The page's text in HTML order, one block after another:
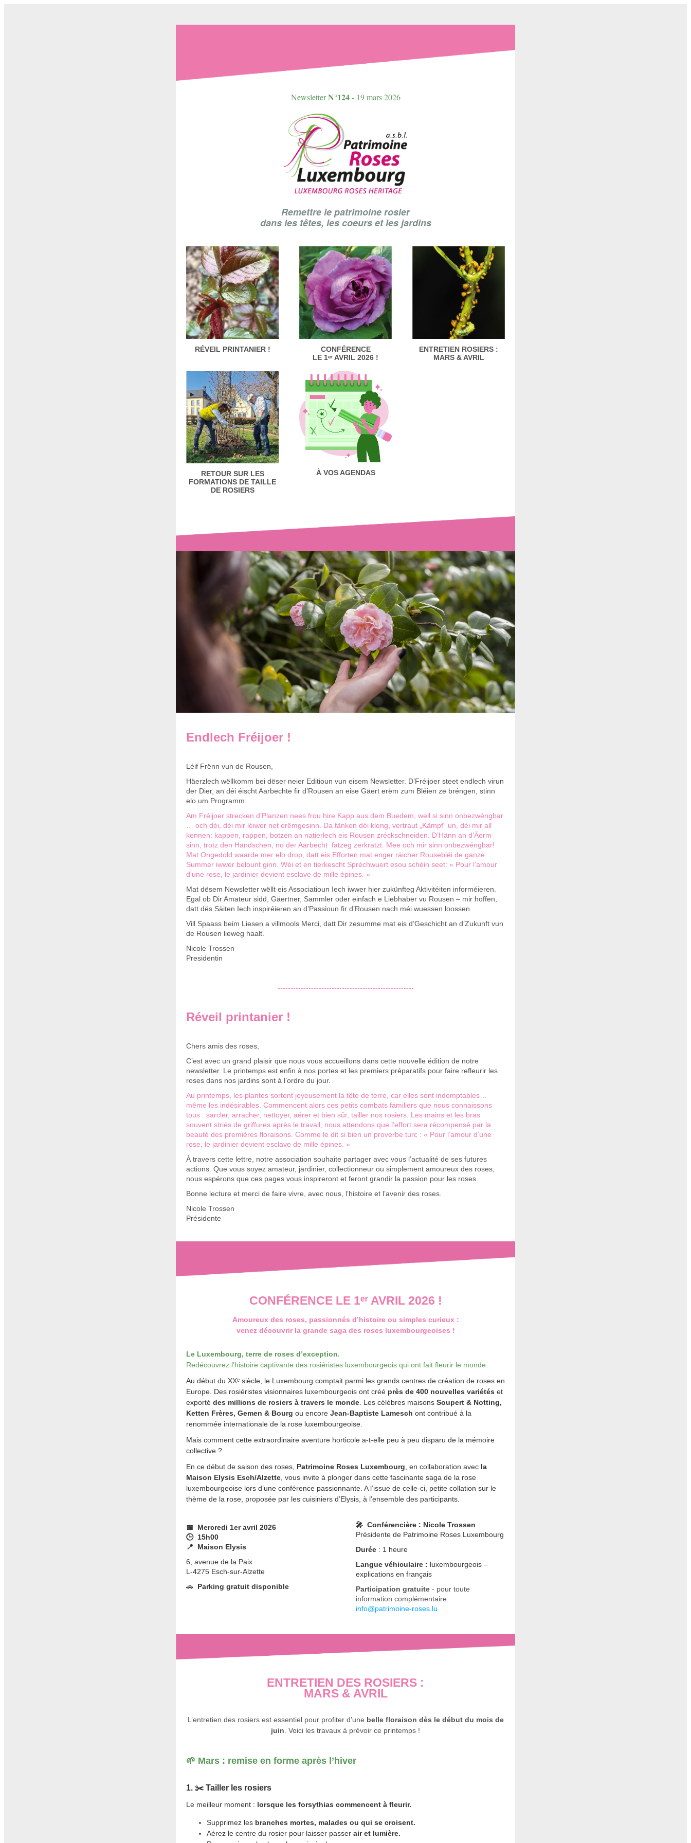
NewsletterN°124- 19 mars 2026
Remettre le patrimoine rosier
dans les têtes, les coeurs et les jardins
RÉVEIL PRINTANIER !
CONFÉRENCE
LE 1ᵉʳ AVRIL 2026 !
ENTRETIEN ROSIERS :
MARS & AVRIL
RETOUR SUR LES
FORMATIONS DE TAILLE
DE ROSIERS
À VOS AGENDAS
Endlech Fréijoer !
Léif Frënn vun de Rousen,
Häerzlech wëllkomm bei dëser neier Editioun vun eisem Newsletter. D’Fréijoer steet endlech virun
der Dier, an déi éischt Aarbechte fir d’Rousen an eise Gäert erëm zum Bléien ze bréngen, stinn
elo um Programm.
Am Fréijoer strecken d’Planzen nees frou hire Kapp aus dem Buedem, well si sinn onbezwéngbar
… och déi, déi mir léiwer net erëmgesinn. Da fänken déi kleng, vertraut „Kämpf“ un, déi mir all
kennen: kappen, rappen, botzen an natierlech eis Rousen zréckschneiden. D’Hänn an d’Äerm
sinn, trotz den Händschen, no der Aarbecht fatzeg zerkratzt. Mee och mir sinn onbezwéngbar!
Mat Ongedold waarde mer elo drop, datt eis Efforten mat enger räicher Rousebléi de ganze
Summer iwwer belount ginn. Wéi et en tierkescht Spréchwuert esou schéin seet: « Pour l’amour
d’une rose, le jardinier devient esclave de mille épines. »
Mat dësem Newsletter wëllt eis Associatioun Iech iwwer hier zukünfteg Aktivitéiten informéieren.
Egal ob Dir Amateur sidd, Gäertner, Sammler oder einfach e Liebhaber vu Rousen – mir hoffen,
datt dës Säiten Iech inspiréieren an d’Passioun fir d’Rousen nach méi wuessen loossen.
Vill Spaass beim Liesen a villmools Merci, datt Dir zesumme mat eis d’Geschicht an d’Zukunft vun
de Rousen lieweg haalt.
Nicole Trossen
Presidentin
-----------------------------------------------------
Réveil printanier !
Chers amis des roses,
C’est avec un grand plaisir que nous vous accueillons dans cette nouvelle édition de notre
newsletter. Le printemps est enfin à nos portes et les premiers préparatifs pour faire refleurir les
roses dans nos jardins sont à l’ordre du jour.
Au printemps, les plantes sortent joyeusement la tête de terre, car elles sont indomptables…
même les indésirables. Commencent alors ces petits combats familiers que nous connaissons
tous : sarcler, arracher, nettoyer, aérer et bien sûr, tailler nos rosiers. Les mains et les bras
souvent striés de griffures après le travail, nous attendons que l’effort sera récompensé par la
beauté des premières floraisons. Comme le dit si bien un proverbe turc : « Pour l’amour d’une
rose, le jardinier devient esclave de mille épines. »
À travers cette lettre, notre association souhaite partager avec vous l’actualité de ses futures
actions. Que vous soyez amateur, jardinier, collectionneur ou simplement amoureux des roses,
nous espérons que ces pages vous inspireront et feront grandir la passion pour les roses.
Bonne lecture et merci de faire vivre, avec nous, l’histoire et l’avenir des roses.
Nicole Trossen
Présidente
CONFÉRENCE LE 1ᵉʳ AVRIL 2026 !
Amoureux des roses, passionnés d’histoire ou simples curieux :
venez découvrir la grande saga des roses luxembourgeoises !
Le Luxembourg, terre de roses d’exception.
Redécouvrez l’histoire captivante des rosiéristes luxembourgeois qui ont fait fleurir le monde.
Au début du XXᵉ siècle, le Luxembourg comptait parmi les grands centres de création de roses en
Europe. Des rosiéristes visionnaires luxembourgeois ont créé près de 400 nouvelles variétés et
exporté des millions de rosiers à travers le monde . Les célèbres maisons Soupert & Notting,
Ketten Frères, Gemen & Bourg ou encore Jean-Baptiste Lamesch ont contribué à la
renommée internationale de la rose luxembourgeoise.
Mais comment cette extraordinaire aventure horticole a-t-elle peu à peu disparu de la mémoire
collective ?
En ce début de saison des roses, Patrimoine Roses Luxembourg , en collaboration avec la
Maison Elysis Esch/Alzette , vous invite à plonger dans cette fascinante saga de la rose
luxembourgeoise lors d’une conférence passionnante. A l’issue de celle-ci, petite collation sur le
thème de la rose, proposée par les cuisiniers d’Elysis, à l’ensemble des participants.
📅 Mercredi 1er avril 2026
🕒 15h00
📍 Maison Elysis
6, avenue de la Paix
L-4275 Esch-sur-Alzette
🚗 Parking gratuit disponible
🎤 Conférencière : Nicole Trossen
Présidente de Patrimoine Roses Luxembourg
Durée : 1 heure
Langue véhiculaire : luxembourgeois –
explications en français
Participation gratuite - pour toute
information complémentaire:
info@patrimoine-roses.lu
ENTRETIEN DES ROSIERS :
MARS & AVRIL
L’entretien des rosiers est essentiel pour profiter d’une belle floraison dès le début du mois de
juin . Voici les travaux à prévoir ce printemps !
🌱 Mars : remise en forme après l’hiver
1. ✂️ Tailler les rosiers
Le meilleur moment : lorsque les forsythias commencent à fleurir.
Supprimez les branches mortes, malades ou qui se croisent.
Aérez le centre du rosier pour laisser passer air et lumière.